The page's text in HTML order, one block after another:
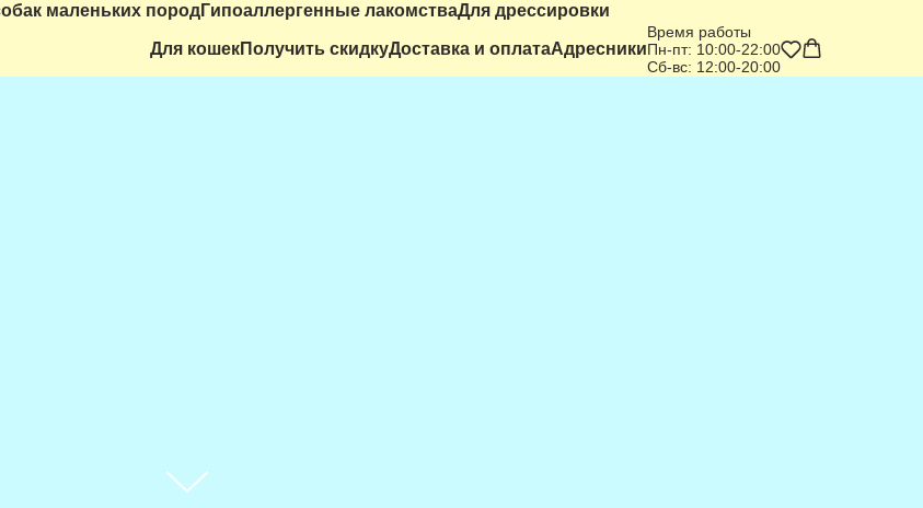
маленьких породГипоаллергенные лакомстваДля дрессировки
Для кошекПолучить скидкуДоставка и оплатаАдресники
Время работы
Пн-пт: 10:00-22:00
Сб-вс: 12:00-20:00